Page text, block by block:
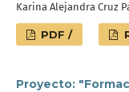
Karina Alejandra Cruz
PDF /
Proyecto: